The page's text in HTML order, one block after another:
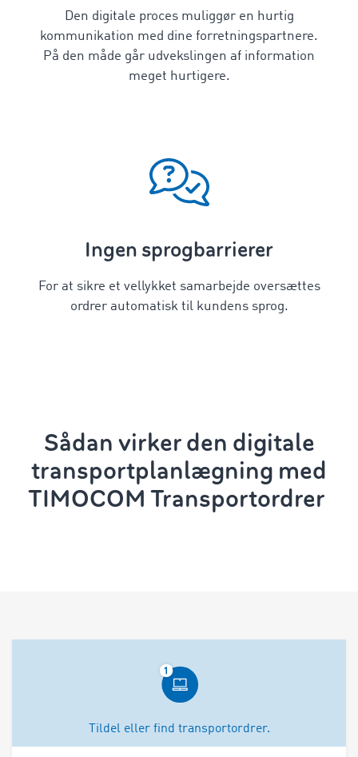
Den digitale proces muliggør en hurtig
kommunikation med dine forretningspartnere.
På den måde går udvekslingen af information
meget hurtigere.
Ingen sprogbarrierer
For at sikre et vellykket samarbejde oversættes
ordrer automatisk til kundens sprog.
Sådan virker den digitale
transportplanlægning med
TIMOCOM Transportordrer
Tildel eller find transportordrer.